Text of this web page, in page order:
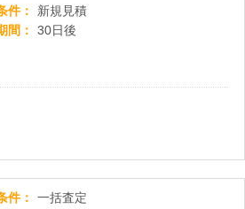
件
新規見積
間
30日後
件
一括査定